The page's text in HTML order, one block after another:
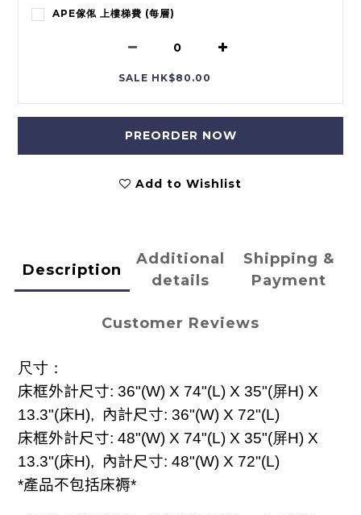
APE傢俬 上樓梯費 (每層)
SALE HK$80.00
PREORDER NOW
Add to Wishlist
Description
Additional
details
Shipping &
Payment
Customer Reviews
尺寸：
床框外計尺寸: 36"(W) X 74"(L) X 35"(屏H) X
13.3"(床H), 內計尺寸: 36"(W) X 72"(L)
床框外計尺寸: 48"(W) X 74"(L) X 35"(屏H) X
13.3"(床H), 內計尺寸: 48"(W) X 72"(L)
*產品不包括床褥*